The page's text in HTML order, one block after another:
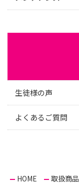
生徒様の声
よくあるご質問
HOME 取扱商品